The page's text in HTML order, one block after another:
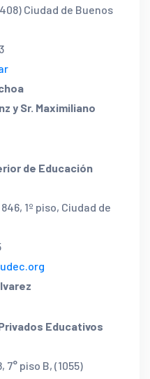
Ciudad de Buenos
y Sr. Maximiliano
de Educación
1º piso, Ciudad de
Educativos
7° piso B, (1055)